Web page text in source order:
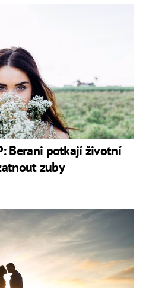
Berani potkají životní
zuby